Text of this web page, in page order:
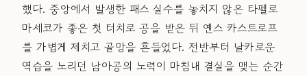
했다. 중앙에서 발생한 패스 실수를 놓치지 않은 타펠로
마세코가 좋은 첫 터치로 공을 받은 뒤 옌스 카스트로프
를 가볍게 제치고 골망을 흔들었다. 전반부터 날카로운
역습을 노리던 남아공의 노력이 마침내 결실을 맺는 순간